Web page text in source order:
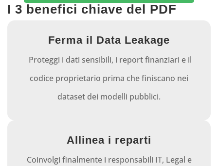
I 3 benefici chiave del PDF
Ferma il Data Leakage
Proteggi i dati sensibili, i report finanziari e il
codice proprietario prima che finiscano nei
dataset dei modelli pubblici.
Allinea i reparti
Coinvolgi finalmente i responsabili IT, Legal e